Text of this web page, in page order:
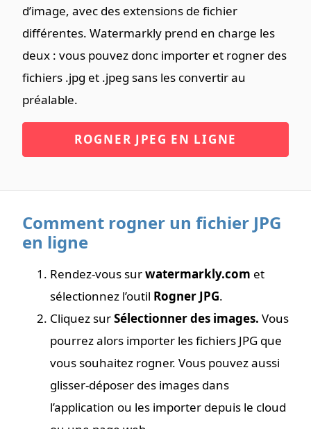
d’image, avec des extensions de fichier
différentes. Watermarkly prend en charge les
deux : vous pouvez donc importer et rogner des
fichiers .jpg et .jpeg sans les convertir au
préalable.
ROGNER JPEG EN LIGNE
Comment rogner un fichier JPG
en ligne
Rendez-vous surwatermarkly.com et
sélectionnez l’outil Rogner JPG.
Cliquez surSélectionner des images. Vous
pourrez alors importer les fichiers JPG que
vous souhaitez rogner. Vous pouvez aussi
glisser-déposer des images dans
l’application ou les importer depuis le cloud